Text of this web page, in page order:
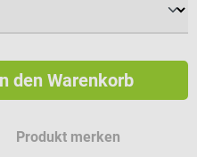
den Warenkorb
Produkt merken